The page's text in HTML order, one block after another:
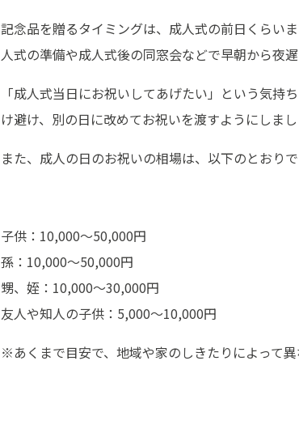
記念品を贈るタイミングは、成人式の前日くらい
人式の準備や成人式後の同窓会などで早朝から夜
「成人式当日にお祝いしてあげたい」という気
け避け、別の日に改めてお祝いを渡すようにしまし
また、成人の日のお祝いの相場は、以下のとおりで
子供：10,000〜50,000円
孫：10,000〜50,000円
甥、姪：10,000〜30,000円
友人や知人の子供：5,000〜10,000円
※あくまで目安で、地域や家のしきたりによって